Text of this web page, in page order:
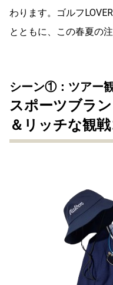
わります。ゴルフ
とともに、この春夏の
シーン①：ツアー
スポーツブラ
＆リッチな観